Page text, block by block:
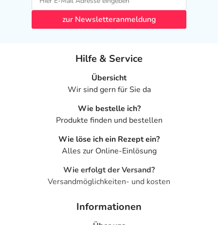
zur Newsletteranmeldung
Hilfe & Service
Übersicht
Wir sind gern für Sie da
Wie bestelle ich?
Produkte finden und bestellen
Wie löse ich ein Rezept ein?
Alles zur Online-Einlösung
Wie erfolgt der Versand?
Versandmöglichkeiten- und kosten
Informationen